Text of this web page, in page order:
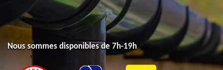
Nous sommes disponibles de 7h-19h